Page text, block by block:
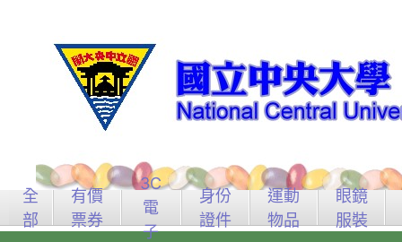
全
部
有價
票券
3C
電
子
身份
證件
運動
物品
眼鏡
服裝